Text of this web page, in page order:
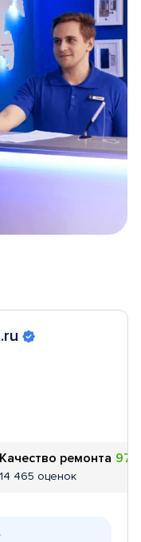
Качество ремонта 97%
14 465 оценок